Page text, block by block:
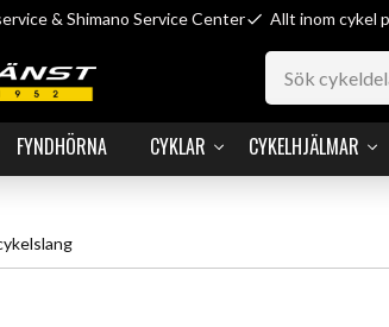
& Shimano Service Center Allt inom cykel
FYNDHÖRNA CYKLAR CYKELHJÄLMAR